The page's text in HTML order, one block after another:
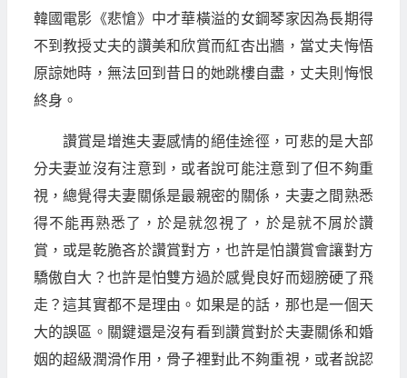
韓國電影《悲愴》中才華橫溢的女鋼琴家因為長期得
不到教授丈夫的讚美和欣賞而紅杏出牆，當丈夫悔悟
原諒她時，無法回到昔日的她跳樓自盡，丈夫則悔恨
終身。
讚賞是增進夫妻感情的絕佳途徑，可悲的是大部
分夫妻並沒有注意到，或者說可能注意到了但不夠重
視，總覺得夫妻關係是最親密的關係，夫妻之間熟悉
得不能再熟悉了，於是就忽視了，於是就不屑於讚
賞，或是乾脆吝於讚賞對方，也許是怕讚賞會讓對方
驕傲自大？也許是怕雙方過於感覺良好而翅膀硬了飛
走？這其實都不是理由。如果是的話，那也是一個天
大的誤區。關鍵還是沒有看到讚賞對於夫妻關係和婚
姻的超級潤滑作用，骨子裡對此不夠重視，或者說認